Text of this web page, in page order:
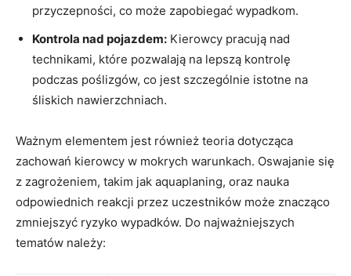
przyczepności, co może zapobiegać wypadkom.
Kontrola nad pojazdem: Kierowcy pracują nad
technikami, które pozwalają na lepszą kontrolę
podczas poślizgów, co jest szczególnie istotne na
śliskich nawierzchniach.
Ważnym elementem jest również teoria dotycząca
zachowań kierowcy w mokrych warunkach. Oswajanie się
z zagrożeniem, takim jak aquaplaning, oraz nauka
odpowiednich reakcji przez uczestników może znacząco
zmniejszyć ryzyko wypadków. Do najważniejszych
tematów należy: